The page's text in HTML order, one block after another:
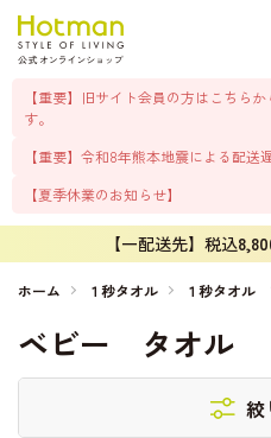
【重要】旧サイト会員の方はこちら
す。
【重要】令和8年熊本地震による配送
【夏季休業のお知らせ】
【一配送先】税込
ホーム １秒タオル １秒タオル
ベビー タオル
絞